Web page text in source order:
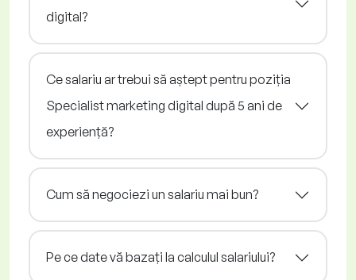
digital?
Ce salariu ar trebui să aștept pentru poziția
Specialist marketing digital după 5 ani de
experiență?
Cum să negociezi un salariu mai bun?
Pe ce date vă bazați la calculul salariului?